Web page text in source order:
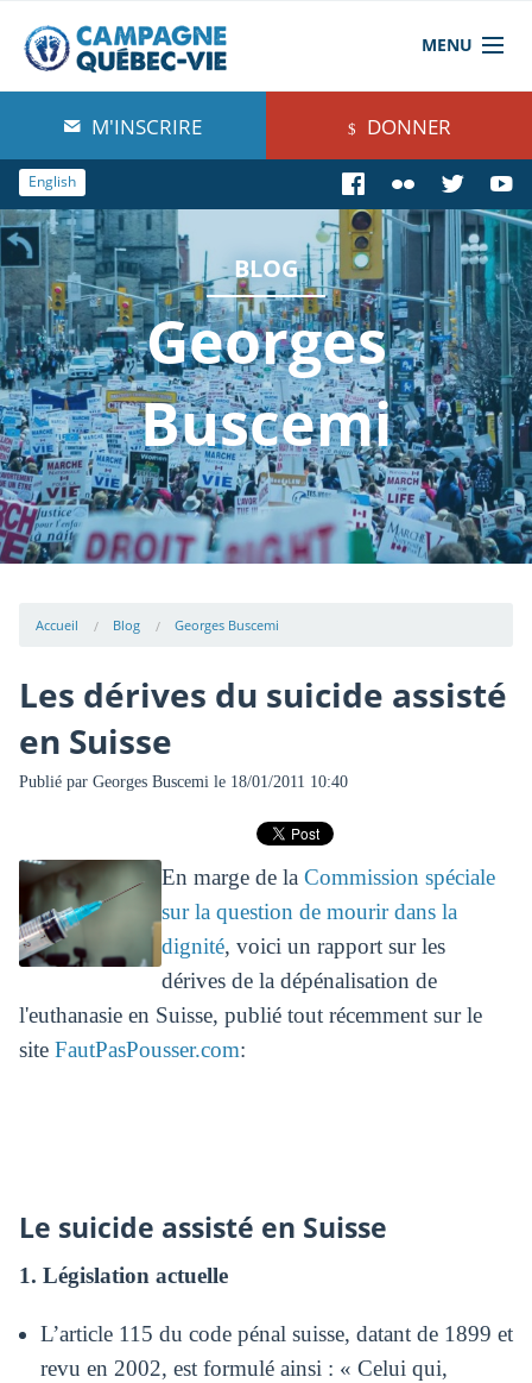
MENU
À propos de nous
Blog
Comprendre
Agir
Boutique
M'INSCRIRE DONNER
English
BLOG
Georges
Buscemi
Accueil Blog Georges Buscemi
Les dérives du suicide assisté
en Suisse
Publié par Georges Buscemile 18/01/2011 10:40
En marge de la Commission spéciale
sur la question de mourir dans la
dignité, voici un rapport sur les
dérives de la dépénalisation de
l'euthanasie en Suisse, publié tout récemment sur le
site FautPasPousser.com:
Le suicide assisté en Suisse
1. Législation actuelle
L’article 115 du code pénal suisse, datant de 1899 et
revu en 2002, est formulé ainsi : « Celui qui,